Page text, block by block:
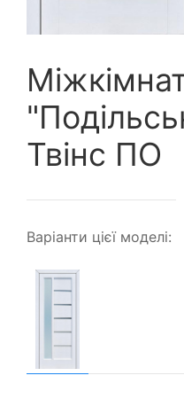
Твінс ПО
Варіанти цієї моделі: